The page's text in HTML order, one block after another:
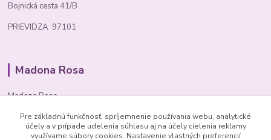
Bojnická cesta 41/B
PRIEVIDZA 97101
Madona Rosa
Madona Rosa
Richard
+421 905 276 211
Pre základnú funkčnosť, spríjemnenie používania webu, analytické
účely a v prípade udelenia súhlasu aj na účely cielenia reklamy
využívame súbory cookies. Nastavenie vlastných preferencií